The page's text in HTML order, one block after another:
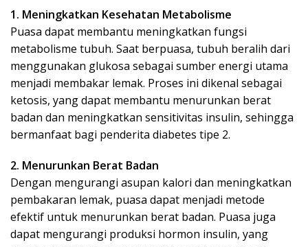
1. Meningkatkan Kesehatan Metabolisme
Puasa dapat membantu meningkatkan fungsi
metabolisme tubuh. Saat berpuasa, tubuh beralih dari
menggunakan glukosa sebagai sumber energi utama
menjadi membakar lemak. Proses ini dikenal sebagai
ketosis, yang dapat membantu menurunkan berat
badan dan meningkatkan sensitivitas insulin, sehingga
bermanfaat bagi penderita diabetes tipe 2.
2. Menurunkan Berat Badan
Dengan mengurangi asupan kalori dan meningkatkan
pembakaran lemak, puasa dapat menjadi metode
efektif untuk menurunkan berat badan. Puasa juga
dapat mengurangi produksi hormon insulin, yang